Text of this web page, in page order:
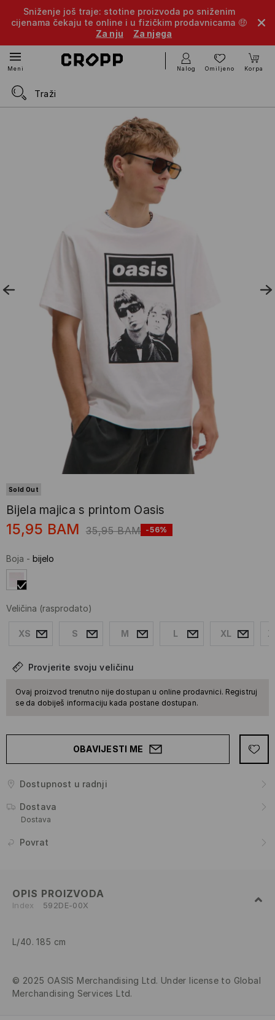
Sniženje još traje: stotine proizvoda po sniženim
cijenama čekaju te online i u fizičkim prodavnicama 🤑
Za nju
Za njega
Meni Nalog Omiljeno Korpa
Sold Out
Bijela majica s printom Oasis
15,95 BAM 35,95 BAM -56%
Boja - bijelo
Veličina (rasprodato)
XS S M L XL
Provjerite svoju veličinu
Ovaj proizvod trenutno nije dostupan u online prodavnici. Registruj
se da dobiješ informaciju kada postane dostupan.
OBAVIJESTI ME
Dostupnost u radnji
Dostava
Dostava
Povrat
OPIS PROIZVODA
Index 592DE-00X
L/40. 185 cm
© 2025 OASIS Merchandising Ltd. Under license to Global
Merchandising Services Ltd.